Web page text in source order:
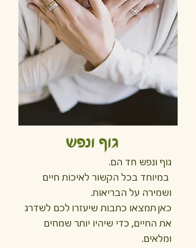
גוף ונפש
גוף ונפש חד הם.
במיוחד בכל הקשור לאיכות חיים
ושמירה על הבריאות.
כאן תמצאו כתבות שיעזרו לכם לשדרג
את החיים, כדי שיהיו יותר שמחים
ומלאים.